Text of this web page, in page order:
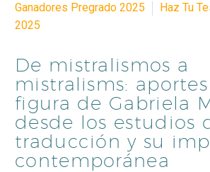
Ganadores Pregrado 2025
Haz Tu
2025
De mistralismos a
mistralisms:
figura de Gabriela
desde los estudios
traducción y su
contemporánea